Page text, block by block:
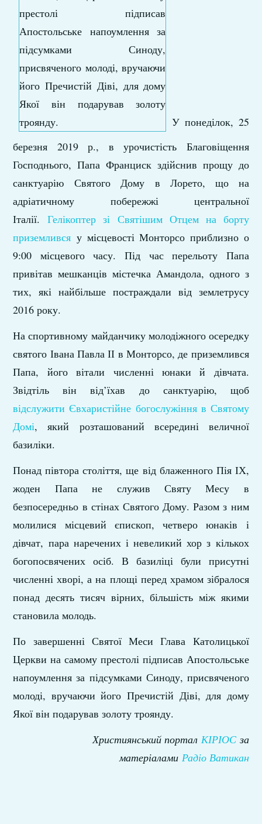
У понеділок, 25
березня 2019 р., в урочистість Благовіщення
Господнього, Папа Франциск здійснив прощу до
санктуарію Святого Дому в Лорето, що на
адріатичному побережжі центральної
Італії.Гелікоптер зі Святішим Отцем на борту
приземливсяу місцевості Монторсо приблизно о
9:00 місцевого часу. Під час перельоту Папа
привітав мешканців містечка Амандола, одного з
тих, які найбільше постраждали від землетрусу
2016 року.
На спортивному майданчику молодіжного осередку
святого Івана Павла ІІ в Монторсо, де приземлився
Папа, його вітали численні юнаки й дівчата.
Звідтіль він від’їхав до санктуарію, щоб
відслужити Євхаристійне богослужіння в Святому
Домі, який розташований всередині величної
базиліки.
Понад півтора століття, ще від блаженного Пія ІХ,
жоден Папа не служив Святу Месу в
безпосередньо в стінах Святого Дому. Разом з ним
молилися місцевий єпископ, четверо юнаків і
дівчат, пара наречених і невеликий хор з кількох
богопосвячених осіб. В базиліці були присутні
численні хворі, а на площі перед храмом зібралося
понад десять тисяч вірних, більшість між якими
становила молодь.
По завершенні Святої Меси Глава Католицької
Церкви на самому престолі підписав Апостольське
напоумлення за підсумками Синоду, присвяченого
молоді, вручаючи його Пречистій Діві, для дому
Якої він подарував золоту троянду.
Християнський портал КІРІОСза
матеріалами Радіо Ватикан